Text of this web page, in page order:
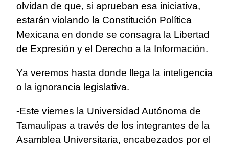
olvidan de que, si aprueban esa iniciativa,
estarán violando la Constitución Política
Mexicana en donde se consagra la Libertad
de Expresión y el Derecho a la Información.
Ya veremos hasta donde llega la inteligencia
o la ignorancia legislativa.
-Este viernes la Universidad Autónoma de
Tamaulipas a través de los integrantes de la
Asamblea Universitaria, encabezados por el